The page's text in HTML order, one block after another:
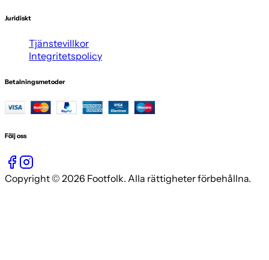
Juridiskt
Tjänstevillkor
Integritetspolicy
Betalningsmetoder
Följ oss
Copyright © 2026 Footfolk. Alla rättigheter förbehållna.